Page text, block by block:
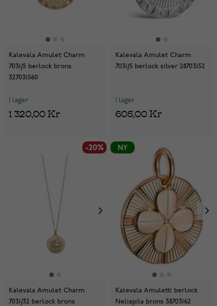
Kalevala Amulet Charm
7031/5 berlock brons
327031560
I lager
1 320,00 Kr
Kalevala Amulet Charm
7031/5 berlock silver 28703152
I lager
605,00 Kr
-20%
Kalevala Amulet Charm
7031/32 berlock brons
NY
Kalevala Amuletti berlock
Neliapila brons 38703162